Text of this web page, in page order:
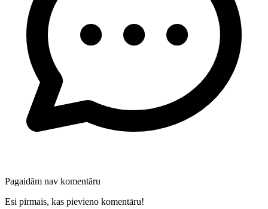
Pagaidām nav komentāru
Esi pirmais, kas pievieno komentāru!